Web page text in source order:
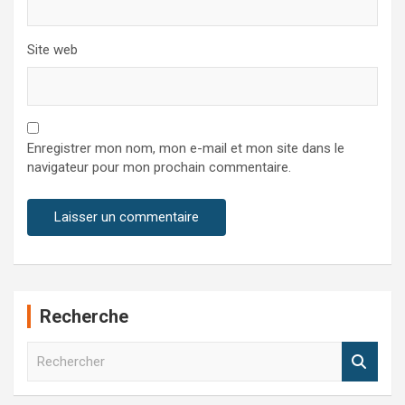
Site web
Enregistrer mon nom, mon e-mail et mon site dans le
navigateur pour mon prochain commentaire.
Recherche